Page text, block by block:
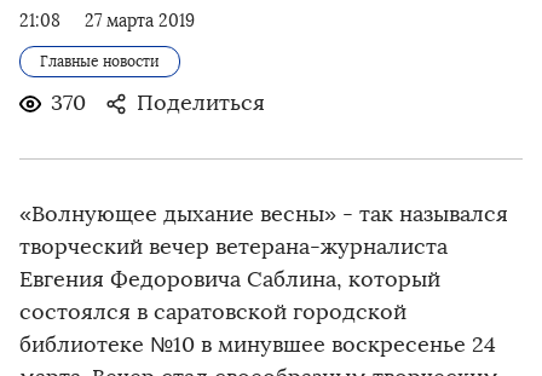
21:08 27 марта 2019
Главные новости
370 Поделиться
«Волнующее дыхание весны» - так назывался
творческий вечер ветерана-журналиста
Евгения Федоровича Саблина, который
состоялся в саратовской городской
библиотеке №10 в минувшее воскресенье 24